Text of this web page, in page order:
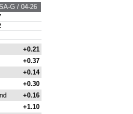
G / 04-26
+0.21
+0.37
+0.14
+0.30
+0.16
+1.10